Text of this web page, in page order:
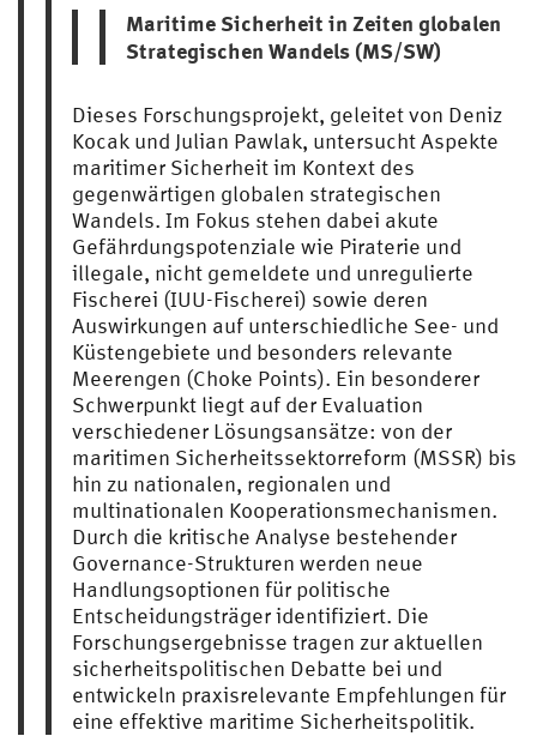
Maritime Sicherheit in Zeiten globalen
Strategischen Wandels (MS/SW)
Dieses Forschungsprojekt, geleitet von Deniz
Kocak und Julian Pawlak, untersucht Aspekte
maritimer Sicherheit im Kontext des
gegenwärtigen globalen strategischen
Wandels. Im Fokus stehen dabei akute
Gefährdungspotenziale wie Piraterie und
illegale, nicht gemeldete und unregulierte
Fischerei (IUU-Fischerei) sowie deren
Auswirkungen auf unterschiedliche See- und
Küstengebiete und besonders relevante
Meerengen (Choke Points). Ein besonderer
Schwerpunkt liegt auf der Evaluation
verschiedener Lösungsansätze: von der
maritimen Sicherheitssektorreform (MSSR) bis
hin zu nationalen, regionalen und
multinationalen Kooperationsmechanismen.
Durch die kritische Analyse bestehender
Governance-Strukturen werden neue
Handlungsoptionen für politische
Entscheidungsträger identifiziert. Die
Forschungsergebnisse tragen zur aktuellen
sicherheitspolitischen Debatte bei und
entwickeln praxisrelevante Empfehlungen für
eine effektive maritime Sicherheitspolitik.